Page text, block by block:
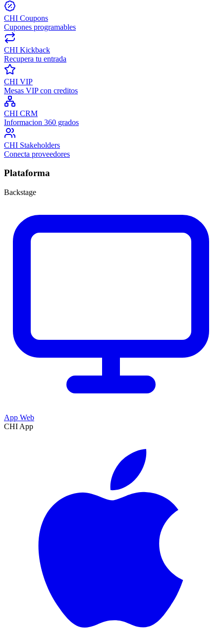
CHI Coupons
Cupones programables
CHI Kickback
Recupera tu entrada
CHI VIP
Mesas VIP con creditos
CHI CRM
Informacion 360 grados
CHI Stakeholders
Conecta proveedores
Plataforma
Backstage
App Web
CHI App